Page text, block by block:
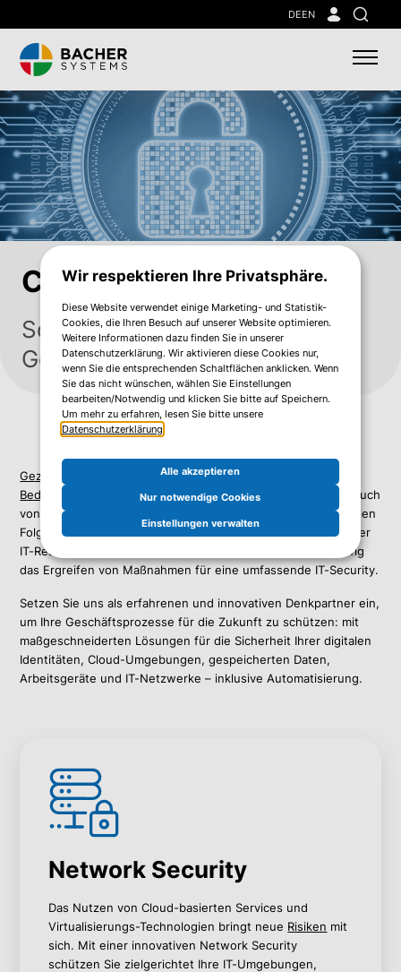
to
main
content
DEEN
Suche
Cybersecurity
Schützen Sie Ihre
Geschäftsprozesse
Gezielte Cyber-Angriffe, Malware, Phishing und andere
Bedrohungen
nehmen rasant zu. Der Diebstahl oder Missbrauch
von Daten bedroht Geschäftsprozesse bis hin zu existenziellen
Folgen für das ganze Unternehmen. Limitierte personelle oder
IT-Ressourcen sowie fehlendes Know-how verhindern häufig
das Ergreifen von Maßnahmen für eine umfassende IT-Security.
Setzen Sie uns als erfahrenen und innovativen Denkpartner ein,
um Ihre Geschäftsprozesse für die Zukunft zu schützen: mit
maßgeschneiderten Lösungen für die Sicherheit Ihrer digitalen
Identitäten, Cloud-Umgebungen, gespeicherten Daten,
Arbeitsgeräte und IT-Netzwerke – inklusive Automatisierung.
Network Security
Das Nutzen von Cloud-basierten Services und
Virtualisierungs-Technologien bringt neue Risiken mit
sich. Mit einer innovativen Network Security
schützen Sie zielgerichtet Ihre IT-Umgebungen,
Wir respektieren Ihre Privatsphäre.
Diese Website verwendet einige Marketing- und Statistik-
Cookies, die Ihren Besuch auf unserer Website optimieren.
Weitere Informationen dazu finden Sie in unserer
Datenschutzerklärung. Wir aktivieren diese Cookies nur,
wenn Sie die entsprechenden Schaltflächen anklicken. Wenn
Sie das nicht wünschen, wählen Sie Einstellungen
bearbeiten/Notwendig und klicken Sie bitte auf Speichern.
Um mehr zu erfahren, lesen Sie bitte unsere
Datenschutzerklärung.
Alle akzeptieren
Nur notwendige Cookies
Einstellungen verwalten